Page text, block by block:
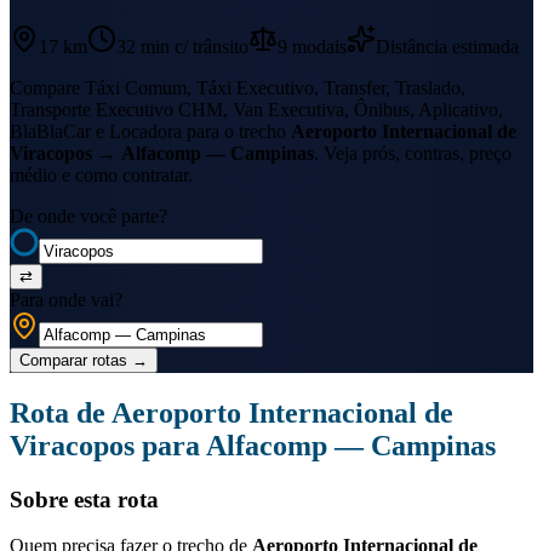
17 km 32 min c/ trânsito 9 modais
Distância estimada
Compare Táxi Comum, Táxi Executivo, Transfer, Traslado,
Transporte Executivo CHM, Van Executiva, Ônibus, Aplicativo,
BlaBlaCar e Locadora para o trecho Aeroporto Internacional de
Viracopos → Alfacomp — Campinas. Veja prós, contras, preço
médio e como contratar.
De onde você parte?
⇄
Para onde vai?
Comparar rotas →
Rota de Aeroporto Internacional de
Viracopos para Alfacomp — Campinas
Sobre esta rota
Quem precisa fazer o trecho de Aeroporto Internacional de